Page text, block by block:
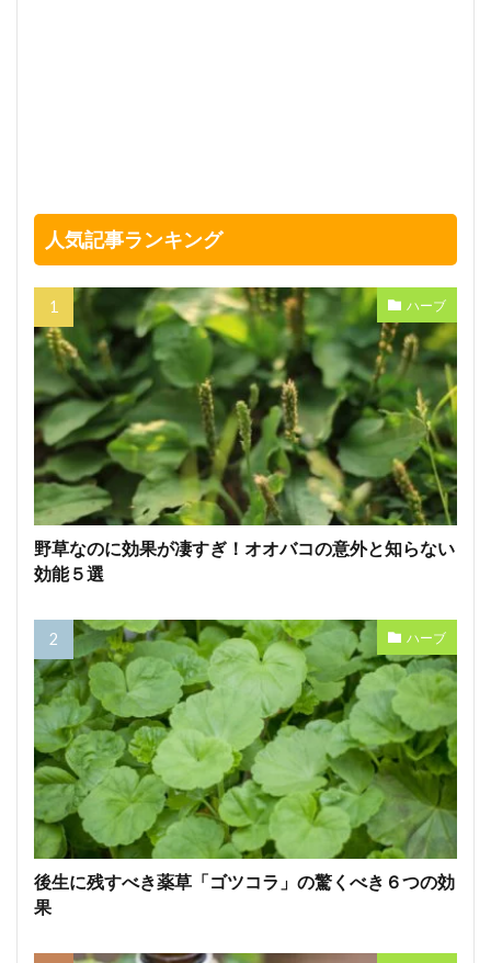
人気記事ランキング
ハーブ
野草なのに効果が凄すぎ！オオバコの意外と知らない
効能５選
ハーブ
後生に残すべき薬草「ゴツコラ」の驚くべき６つの効
果